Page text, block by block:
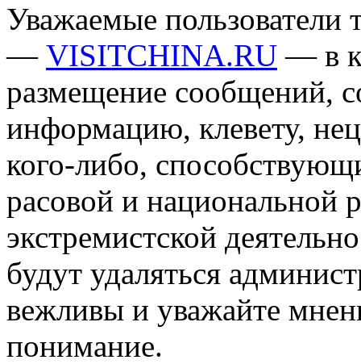
Уважаемые пользователи
— VISITCHINA.RU — в
размещение сообщений,
информацию, клевету,
кого-либо,
расовой и национальной
экстремистской
будут удаляться
вежливы и уважайте
понимание.